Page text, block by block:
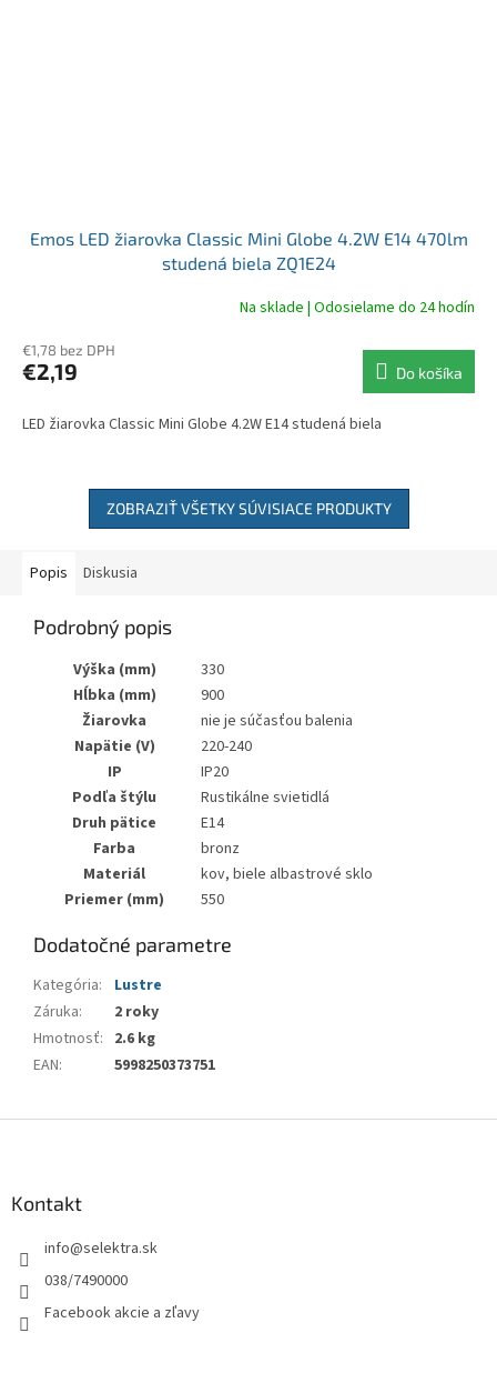
Emos LED žiarovka Classic Mini Globe 4.2W E14 470lm
studená biela ZQ1E24
Na sklade | Odosielame do 24 hodín
€1,78 bez DPH
€2,19 Do košíka
LED žiarovka Classic Mini Globe 4.2W E14 studená biela
ZOBRAZIŤ VŠETKY SÚVISIACE PRODUKTY
Popis Diskusia
Podrobný popis
Výška (mm)
330
Hĺbka (mm)
900
Žiarovka
nie je súčasťou balenia
Napätie (V)
220-240
IP
IP20
Podľa štýlu
Rustikálne svietidlá
Druh pätice
E14
Farba
bronz
Materiál
kov, biele albastrové sklo
Priemer (mm)
550
Dodatočné parametre
Kategória:
Lustre
Záruka:
2 roky
Hmotnosť: 2.6 kg
EAN: 5998250373751
Kontakt
info@selektra.sk
038/7490000
Facebook akcie a zľavy